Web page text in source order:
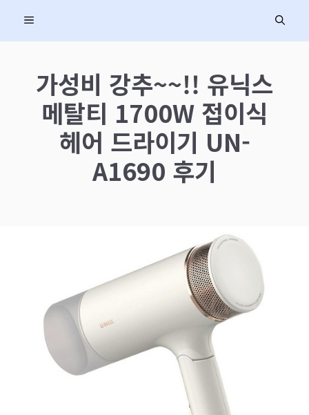
MENU
가성비 강추~~!! 유닉스
메탈티 1700W 접이식
헤어 드라이기 UN-
A1690 후기